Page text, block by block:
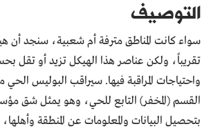
التوصيف
سواء كانت المناطق مترفة أم شعبية، سنجد أن
تقريباً، ولكن عناصر هذا الهيكل تزيد أو تقل
واحتياجات المراقبة فيها. سيراقب البوليس
القسم (المخفر) التابع للحي، وهو يمثل شق
بتحصيل البيانات والمعلومات عن المنطقة